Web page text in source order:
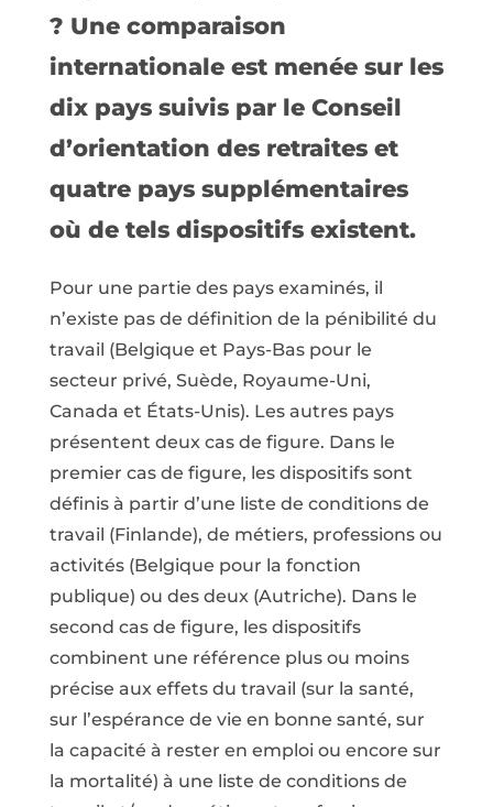
? Une comparaison
internationale est menée sur les
dix pays suivis par le Conseil
d’orientation des retraites et
quatre pays supplémentaires
où de tels dispositifs existent.
Pour une partie des pays examinés, il
n’existe pas de définition de la pénibilité du
travail (Belgique et Pays-Bas pour le
secteur privé, Suède, Royaume-Uni,
Canada et États-Unis). Les autres pays
présentent deux cas de figure. Dans le
premier cas de figure, les dispositifs sont
définis à partir d’une liste de conditions de
travail (Finlande), de métiers, professions ou
activités (Belgique pour la fonction
publique) ou des deux (Autriche). Dans le
second cas de figure, les dispositifs
combinent une référence plus ou moins
précise aux effets du travail (sur la santé,
sur l’espérance de vie en bonne santé, sur
la capacité à rester en emploi ou encore sur
la mortalité) à une liste de conditions de